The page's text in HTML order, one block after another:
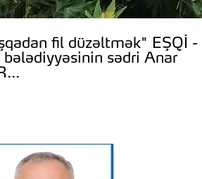
fil düzəltmək" EŞQİ -
bələdiyyəsinin sədri Anar